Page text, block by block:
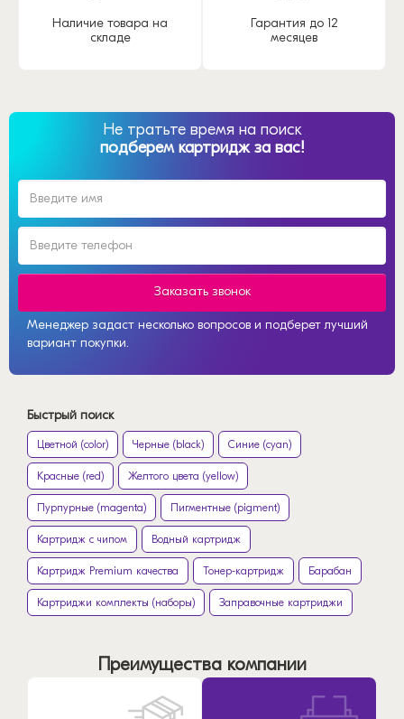
Наличие товара на
складе
Гарантия до 12
месяцев
Не тратьте время на поиск
подберем картридж за вас!
Заказать звонок
Менеджер задаст несколько вопросов и подберет лучший
вариант покупки.
Быстрый поиск
Цветной (color) Черные (black) Синие (cyan)
Красные (red) Желтого цвета (yellow)
Пурпурные (magenta) Пигментные (pigment)
Картридж с чипом Водный картридж
Картридж Premium качества Тонер-картридж Барабан
Картриджи комплекты (наборы) Заправочные картриджи
Преимущества компании